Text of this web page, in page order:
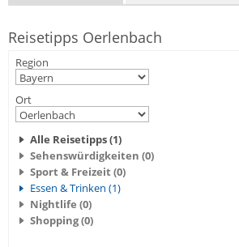
Reisetipps Oerlenbach
Region
Ort
Alle Reisetipps (1)
Sehenswürdigkeiten (0)
Sport & Freizeit (0)
Essen & Trinken (1)
Nightlife (0)
Shopping (0)